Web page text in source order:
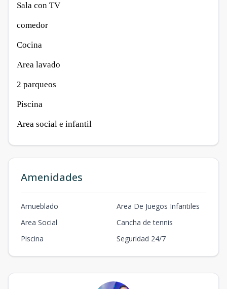
Sala con TV
comedor
Cocina
Area lavado
2 parqueos
Piscina
Area social e infantil
Amenidades
Amueblado
Area De Juegos Infantiles
Area Social
Cancha de tennis
Piscina
Seguridad 24/7